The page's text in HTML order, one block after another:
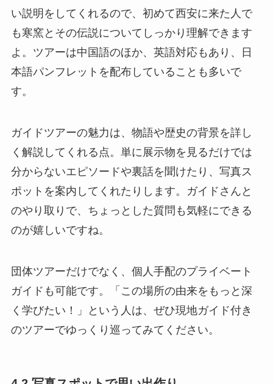
い説明をしてくれるので、初めて西安に来た人で
も寒窯とその伝説についてしっかり理解できます
よ。ツアーは中国語のほか、英語対応もあり、日
本語パンフレットを配布していることも多いで
す。
ガイドツアーの魅力は、物語や歴史の背景を詳し
く解説してくれる点。単に展示物を見るだけでは
分からないエピソードや裏話を聞けたり、写真ス
ポットを案内してくれたりします。ガイドさんと
のやり取りで、ちょっとした質問も気軽にできる
のが嬉しいですね。
団体ツアーだけでなく、個人手配のプライベート
ガイドも可能です。「この場所の由来をもっと深
く学びたい！」という人は、ぜひ現地ガイド付き
のツアーでゆっくり巡ってみてください。